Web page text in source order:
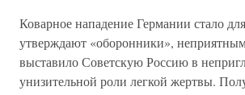
Коварное нападение Германии стало
утверждают «оборонники»,
выставило Советскую Россию в
унизительной роли легкой жертвы.